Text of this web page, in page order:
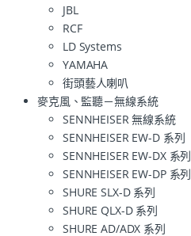
JBL
RCF
LD Systems
YAMAHA
街頭藝人喇叭
麥克風、監聽－無線系統
SENNHEISER 無線系統
SENNHEISER EW-D 系列
SENNHEISER EW-DX 系列
SENNHEISER EW-DP 系列
SHURE SLX-D 系列
SHURE QLX-D 系列
SHURE AD/ADX 系列